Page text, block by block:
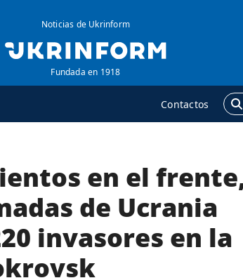
Noticias de Ukrinform
Fundada en 1918
Contactos
ADICIONAL
Publicaciones
Entrevistas
en el
de Ucrania
invasores en la